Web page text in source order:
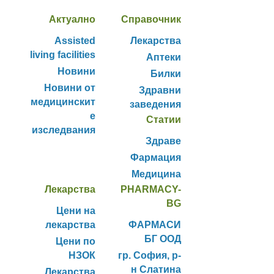
Актуално
Assisted
living facilities
Новини
Новини от
медицинскит
е
изследвания
Справочник
Лекарства
Аптеки
Билки
Здравни
заведения
Статии
Здраве
Фармация
Медицина
Лекарства
Цени на
лекарства
Цени по
НЗОК
Лекарства
PHARMACY-
BG
ФАРМАСИ
БГ ООД
гр. София, р-
н Слатина